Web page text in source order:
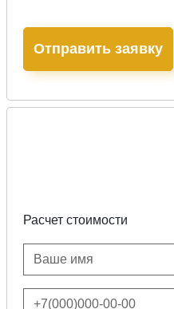
Расчет стоимости